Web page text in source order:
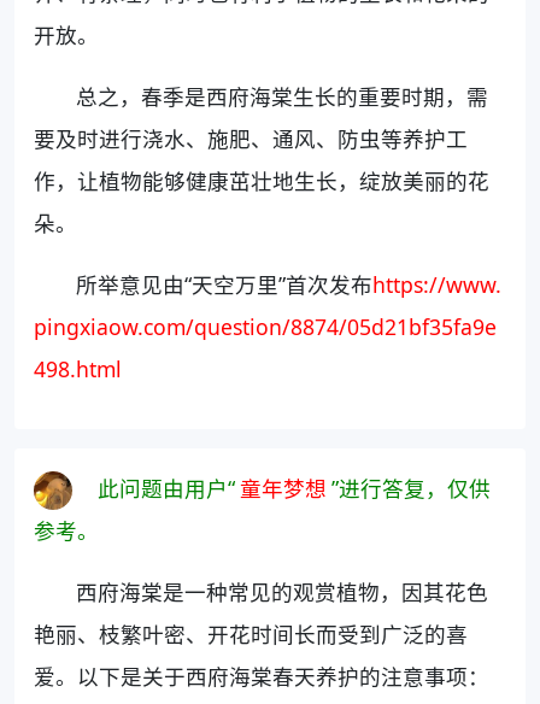
开放。
总之，春季是西府海棠生长的重要时期，需
要及时进行浇水、施肥、通风、防虫等养护工
作，让植物能够健康茁壮地生长，绽放美丽的花
朵。
所举意见由“天空万里”首次发布https://www.
pingxiaow.com/question/8874/05d21bf35fa9e
498.html
此问题由用户“童年梦想 ”进行答复，仅供
参考。
西府海棠是一种常见的观赏植物，因其花色
艳丽、枝繁叶密、开花时间长而受到广泛的喜
爱。以下是关于西府海棠春天养护的注意事项：